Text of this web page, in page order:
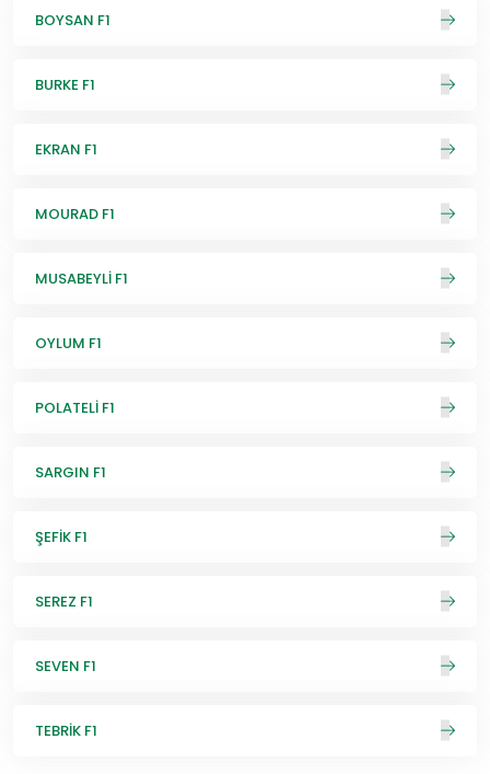
BOYSAN F1
BURKE F1
EKRAN F1
MOURAD F1
MUSABEYLİ F1
OYLUM F1
POLATELİ F1
SARGIN F1
ŞEFİK F1
SEREZ F1
SEVEN F1
TEBRİK F1